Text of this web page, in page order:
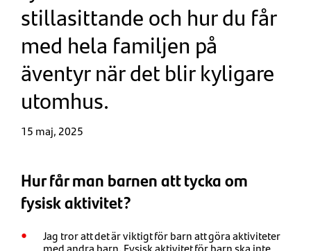
stillasittande och hur du får
med hela familjen på
äventyr när det blir kyligare
utomhus.
15 maj, 2025
Hur får man barnen att tycka om
fysisk aktivitet?
Jag tror att det är viktigt för barn att göra aktiviteter
med andra barn. Fysisk aktivitet för barn ska inte